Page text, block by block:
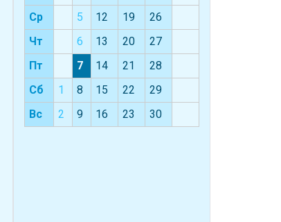
Ср
5 12 19
26
Чт
6 13 20
27
Пт
7 14 21
28
Сб
1 8 15 22
29
Вс
2 9 16 23 30